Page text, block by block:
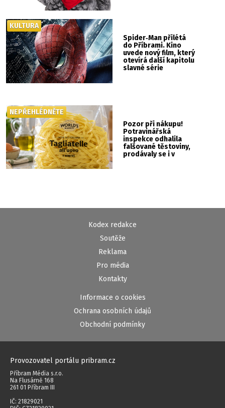
Spider‑Man přilétá
do Příbrami. Kino
uvede nový film, který
otevírá další kapitolu
slavné série
KULTURA
Pozor při nákupu!
Potravinářská
inspekce odhalila
falšované těstoviny,
prodávaly se i v
NEPŘEHLÉDNĚTE
Kodex redakce
Soutěže
Reklama
Pro média
Kontakty
Informace o cookies
Ochrana osobních údajů
Obchodní podmínky
Provozovatel portálu pribram.cz
Příbram Média s.r.o.
Na Flusárně 168
261 01 Příbram III
IČ: 21829021